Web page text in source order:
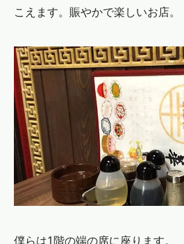
こえます。賑やかで楽しいお店。
僕らは1階の端の席に座ります。